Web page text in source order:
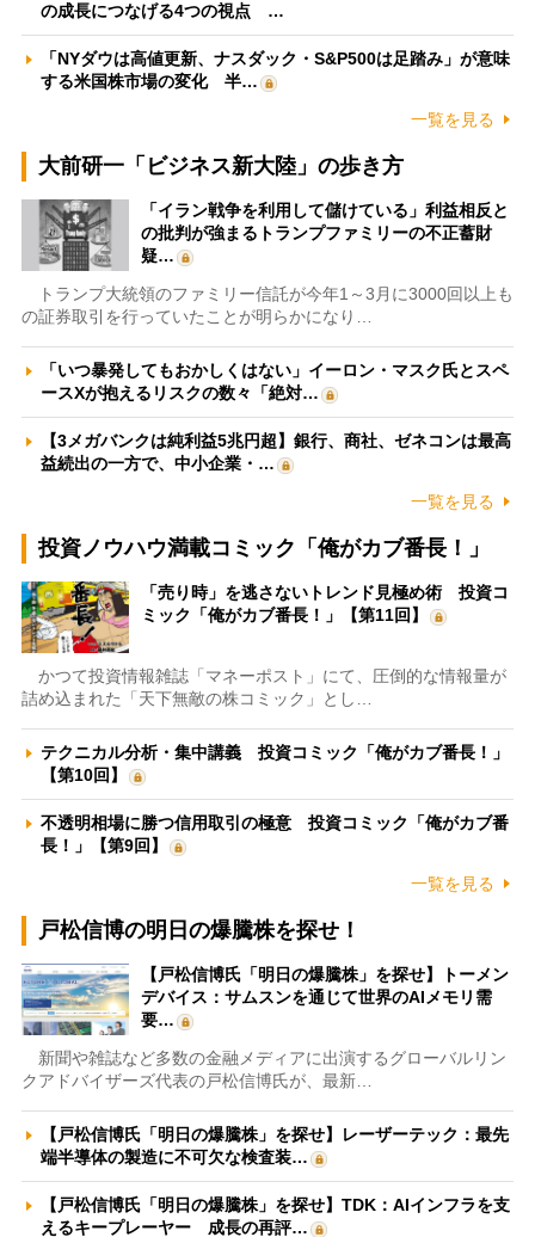
の成長につなげる4つの視点 …
「NYダウは高値更新、ナスダック・S&P500は足踏み」が意味
する米国株市場の変化 半…
一覧を見る
大前研一「ビジネス新大陸」の歩き方
「イラン戦争を利用して儲けている」利益相反と
の批判が強まるトランプファミリーの不正蓄財
疑…
トランプ大統領のファミリー信託が今年1～3月に3000回以上も
の証券取引を行っていたことが明らかになり…
「いつ暴発してもおかしくはない」イーロン・マスク氏とスペ
ースXが抱えるリスクの数々「絶対…
【3メガバンクは純利益5兆円超】銀行、商社、ゼネコンは最高
益続出の一方で、中小企業・…
一覧を見る
投資ノウハウ満載コミック「俺がカブ番長！」
「売り時」を逃さないトレンド見極め術 投資コ
ミック「俺がカブ番長！」【第11回】
かつて投資情報雑誌「マネーポスト」にて、圧倒的な情報量が
詰め込まれた「天下無敵の株コミック」とし…
テクニカル分析・集中講義 投資コミック「俺がカブ番長！」
【第10回】
不透明相場に勝つ信用取引の極意 投資コミック「俺がカブ番
長！」【第9回】
一覧を見る
戸松信博の明日の爆騰株を探せ！
【戸松信博氏「明日の爆騰株」を探せ】トーメン
デバイス：サムスンを通じて世界のAIメモリ需
要…
新聞や雑誌など多数の金融メディアに出演するグローバルリン
クアドバイザーズ代表の戸松信博氏が、最新…
【戸松信博氏「明日の爆騰株」を探せ】レーザーテック：最先
端半導体の製造に不可欠な検査装…
【戸松信博氏「明日の爆騰株」を探せ】TDK：AIインフラを支
えるキープレーヤー 成長の再評…